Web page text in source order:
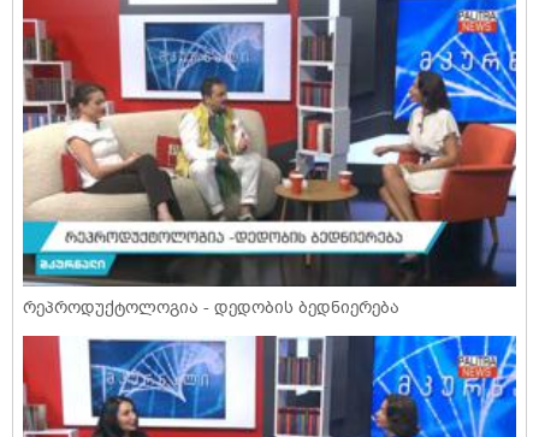
რეპროდუქტოლოგია - დედობის ბედნიერება